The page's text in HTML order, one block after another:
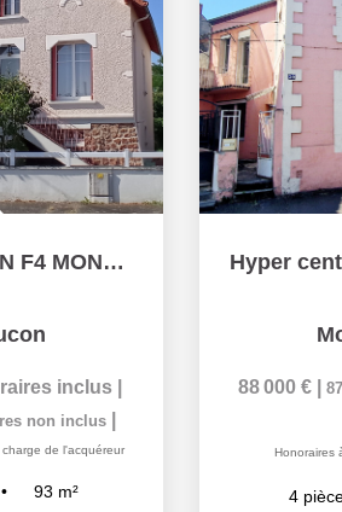
VENTE MAISON F4 MONTLUCON
inclus
non inclus
de l'acquéreur
93 m²
88 000 €
Honoraires
4